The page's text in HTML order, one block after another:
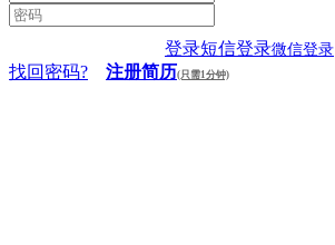
登录短信登录微信登录
找回密码? 注册简历(只需1分钟)